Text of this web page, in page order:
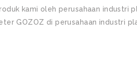
kami oleh perusahaan industri
GOZOZ di perusahaan industri